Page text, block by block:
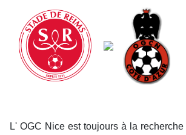
L' OGC Nice est toujours à la